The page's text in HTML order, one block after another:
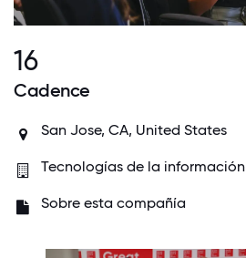
16
Cadence
San Jose, CA, United States
Tecnologías de la información
Sobre esta compañía